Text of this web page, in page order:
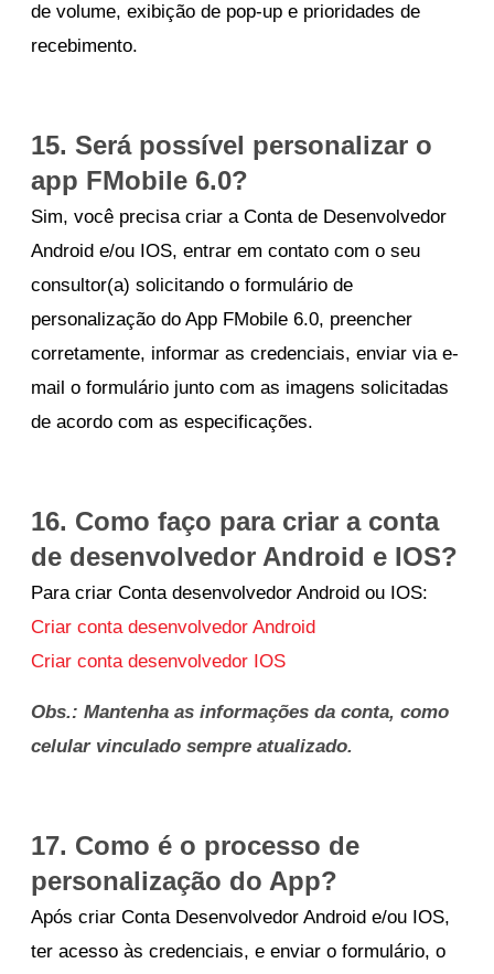
de volume, exibição de pop-up e prioridades de
recebimento.
15. Será possível personalizar o
app FMobile 6.0?
Sim, você precisa criar a Conta de Desenvolvedor
Android e/ou IOS, entrar em contato com o seu
consultor(a) solicitando o formulário de
personalização do App FMobile 6.0, preencher
corretamente, informar as credenciais, enviar via e-
mail o formulário junto com as imagens solicitadas
de acordo com as especificações.
16. Como faço para criar a conta
de desenvolvedor Android e IOS?
Para criar Conta desenvolvedor Android ou IOS:
Criar conta desenvolvedor Android
Criar conta desenvolvedor IOS
Obs.: Mantenha as informações da conta, como
celular vinculado sempre atualizado.
17. Como é o processo de
personalização do App?
Após criar Conta Desenvolvedor Android e/ou IOS,
ter acesso às credenciais, e enviar o formulário, o